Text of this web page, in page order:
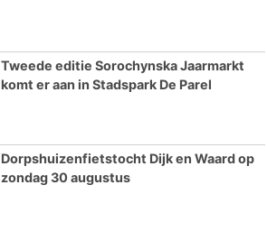
Tweede editie Sorochynska Jaarmarkt
komt er aan in Stadspark De Parel
Dorpshuizenfietstocht Dijk en Waard op
zondag 30 augustus